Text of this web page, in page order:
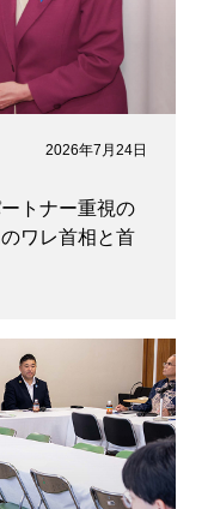
2026年7月24日
トナー重視の
ワレ首相と首